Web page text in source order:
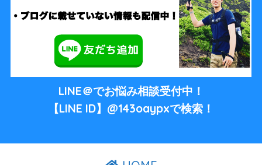
LINE＠でお悩み相談受付中！
【LINE ID】@143oaypxで検索！